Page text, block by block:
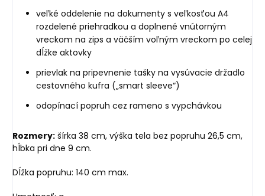
veľké oddelenie na dokumenty s veľkosťou A4
rozdelené priehradkou a doplnené vnútorným
vreckom na zips a väčším voľným vreckom po celej
dĺžke aktovky
prievlak na pripevnenie tašky na vysúvacie držadlo
cestovného kufra („smart sleeve“)
odopínací popruh cez rameno s vypchávkou
Rozmery: šírka 38 cm, výška tela bez popruhu 26,5 cm,
hĺbka pri dne 9 cm.
Dĺžka popruhu: 140 cm max.